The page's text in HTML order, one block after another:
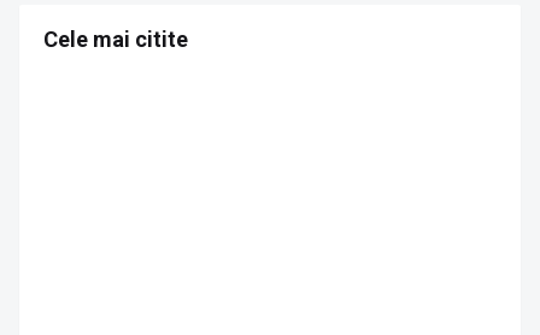
Cele mai citite